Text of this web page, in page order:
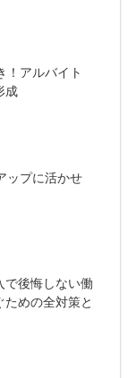
！アルバイト
成
ップに活かせ
で後悔しない働
ための全対策と